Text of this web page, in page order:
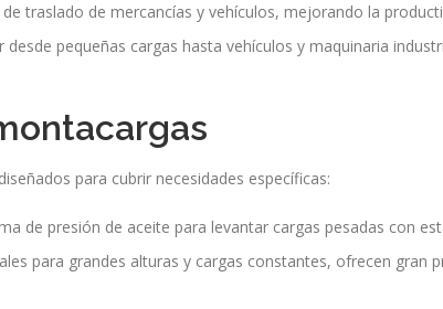
traslado de mercancías y vehículos, mejorando la
desde pequeñas cargas hasta vehículos y maquinaria
diseñados para cubrir necesidades específicas:
de presión de aceite para levantar cargas pesadas con
para grandes alturas y cargas constantes, ofrecen gran